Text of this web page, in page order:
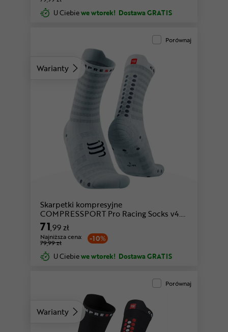
U Ciebiewe wtorek! Dostawa GRATIS
Warianty
biały-niebieski-zielony
Porównaj
Skarpetki kompresyjne
COMPRESSPORT Pro Racing Socks v4.0
Ultralight Run High
71,99 zł
-10%
Najniższa cena:
79,99 zł
U Ciebiewe wtorek! Dostawa GRATIS
Warianty
Porównaj